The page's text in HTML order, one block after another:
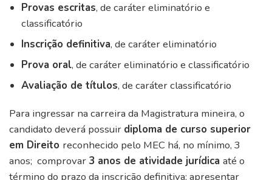
Provas escritas, de caráter eliminatório e
classificatório
Inscrição definitiva, de caráter eliminatório
Prova oral, de caráter eliminatório e classificatório
Avaliação de títulos, de caráter classificatório
Para ingressar na carreira da Magistratura mineira, o
candidato deverá possuir diploma de curso superior
em Direito reconhecido pelo MEC há, no mínimo, 3
anos; comprovar3 anos de atividade jurídica até o
término do prazo da inscrição definitiva; apresentar